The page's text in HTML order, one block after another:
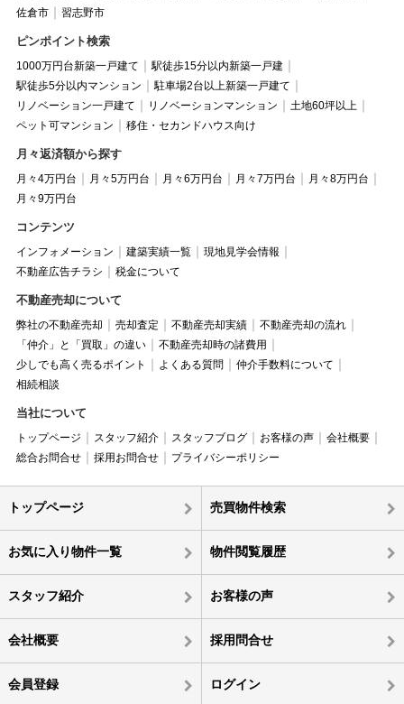
佐倉市
習志野市
ピンポイント検索
1000万円台新築一戸建て
駅徒歩15分以内新築一戸建
駅徒歩5分以内マンション
駐車場2台以上新築一戸建て
リノベーション一戸建て
リノベーションマンション
土地60坪以上
ペット可マンション
移住・セカンドハウス向け
月々返済額から探す
月々4万円台 月々5万円台 月々6万円台 月々7万円台
月々8万円台
月々9万円台
コンテンツ
インフォメーション 建築実績一覧
現地見学会情報
不動産広告チラシ
税金について
不動産売却について
弊社の不動産売却 売却査定 不動産売却実績
不動産売却の流れ
「仲介」と「買取」の違い
不動産売却時の諸費用
少しでも高く売るポイント
よくある質問
仲介手数料について
相続相談
当社について
トップページ スタッフ紹介 スタッフブログ お客様の声
会社概要
総合お問合せ
採用お問合せ プライバシーポリシー
トップページ 売買物件検索
お気に入り物件一覧 物件閲覧履歴
スタッフ紹介 お客様の声
会社概要 採用問合せ
会員登録 ログイン